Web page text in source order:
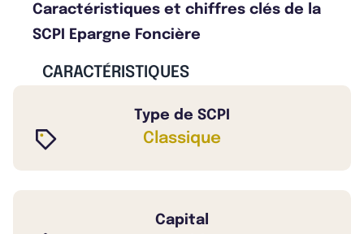
Caractéristiques et chiffres clés de la
SCPI Epargne Foncière
CARACTÉRISTIQUES
Type de SCPI
Classique
Capital